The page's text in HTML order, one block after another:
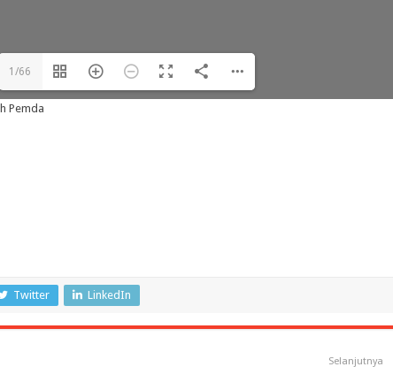
1/66
Pemda
Twitter LinkedIn
Selanjutnya